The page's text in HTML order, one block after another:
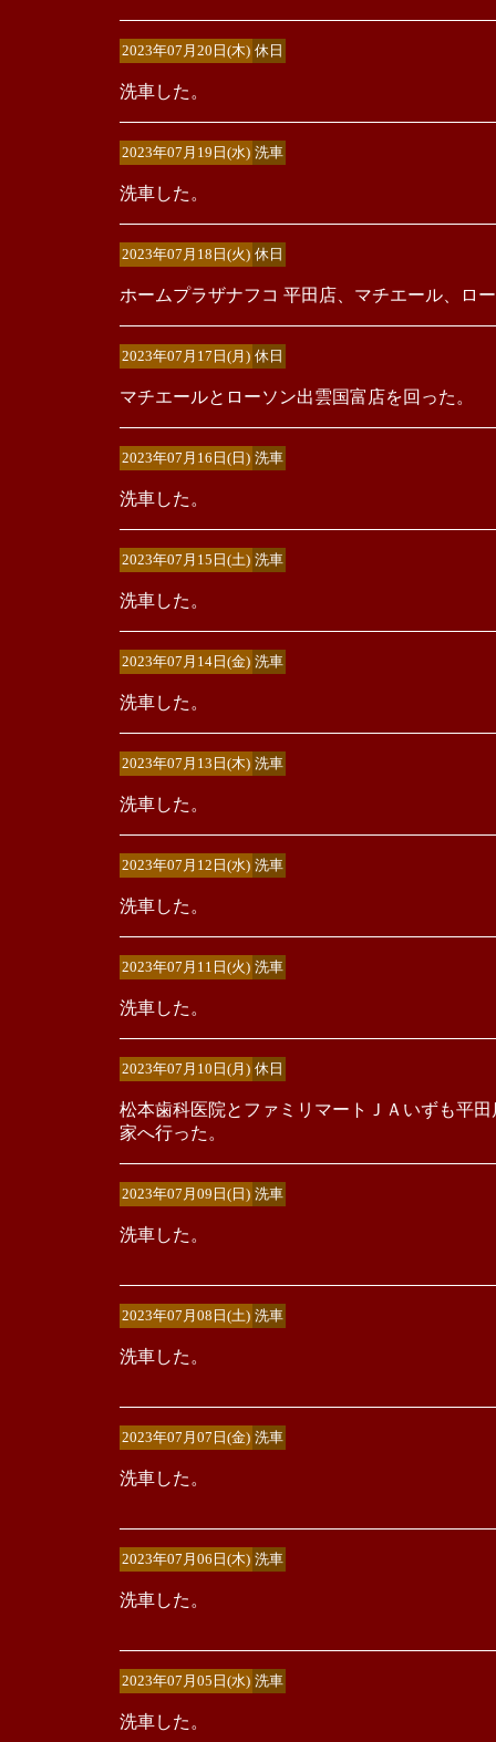
2023年07月20日(木) 休日
洗車した。
2023年07月19日(水) 洗車
洗車した。
2023年07月18日(火) 休日
ホームプラザナフコ 平田店、マチエール、ロ
2023年07月17日(月) 休日
マチエールとローソン出雲国富店を回った。
2023年07月16日(日) 洗車
洗車した。
2023年07月15日(土) 洗車
洗車した。
2023年07月14日(金) 洗車
洗車した。
2023年07月13日(木) 洗車
洗車した。
2023年07月12日(水) 洗車
洗車した。
2023年07月11日(火) 洗車
洗車した。
2023年07月10日(月) 休日
松本歯科医院とファミリマートＪＡいずも平
家へ行った。
2023年07月09日(日) 洗車
洗車した。
2023年07月08日(土) 洗車
洗車した。
2023年07月07日(金) 洗車
洗車した。
2023年07月06日(木) 洗車
洗車した。
2023年07月05日(水) 洗車
洗車した。